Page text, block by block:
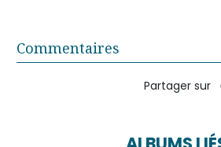
Commentaires
Partager sur